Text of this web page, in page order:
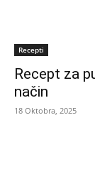
Recepti
Recept za
način
18 Oktobra, 2025